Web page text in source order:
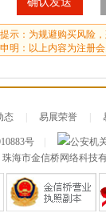
示：为规避购买风险，
明：以上内容为注册会
态 易展荣誉
号 公安机
珠海市金信桥网络科技